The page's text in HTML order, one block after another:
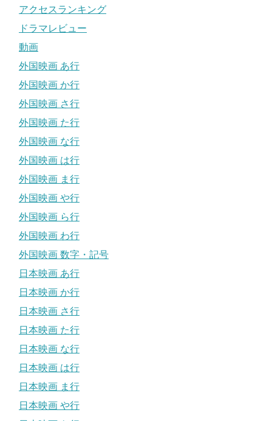
アクセスランキング
ドラマレビュー
動画
外国映画 あ行
外国映画 か行
外国映画 さ行
外国映画 た行
外国映画 な行
外国映画 は行
外国映画 ま行
外国映画 や行
外国映画 ら行
外国映画 わ行
外国映画 数字・記号
日本映画 あ行
日本映画 か行
日本映画 さ行
日本映画 た行
日本映画 な行
日本映画 は行
日本映画 ま行
日本映画 や行